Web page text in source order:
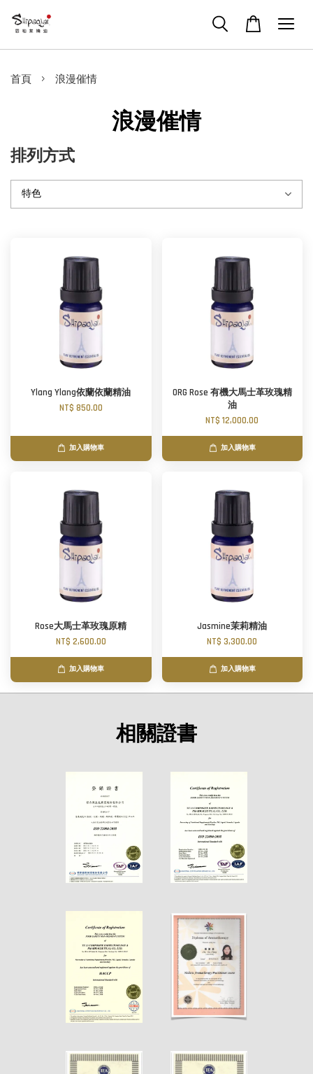
首頁 › 浪漫催情
浪漫催情
排列方式
Ylang Ylang依蘭依蘭精油
NT$ 850.00
加入購物車
ORG Rose 有機大馬士革玫瑰精
油
NT$ 12,000.00
加入購物車
Rose大馬士革玫瑰原精
NT$ 2,600.00
加入購物車
Jasmine茉莉精油
NT$ 3,300.00
加入購物車
相關證書